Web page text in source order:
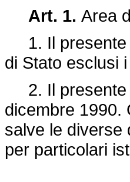
Art. 1. Area
1. Il presente
di Stato esclusi
2. Il presente
dicembre 1990.
salve le diverse
per particolari